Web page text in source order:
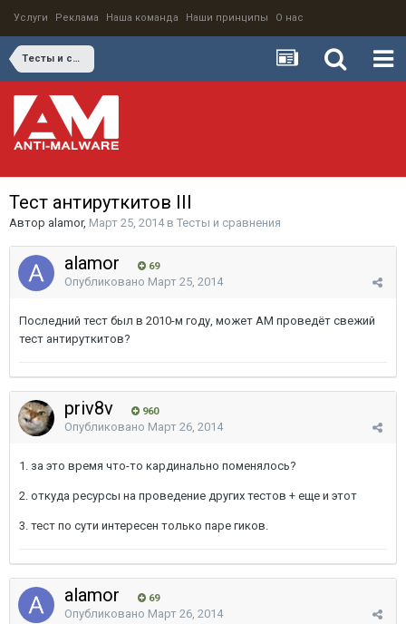
Услуги Реклама Наша команда Наши принципы О нас
Тесты и сравнения
Тест антируткитов III
Автор alamor, Март 25, 2014в Тесты и сравнения
alamor 69
Опубликовано Март 25, 2014
Последний тест был в 2010-м году, может AM проведёт свежий
тест антируткитов?
priv8v 960
Опубликовано Март 26, 2014
1. за это время что-то кардинально поменялось?
2. откуда ресурсы на проведение других тестов + еще и этот
3. тест по сути интересен только паре гиков.
alamor 69
Опубликовано Март 26, 2014